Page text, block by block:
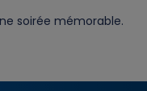
soirée mémorable.